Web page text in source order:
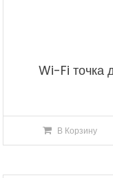
Wi-Fi точка
В Корзину